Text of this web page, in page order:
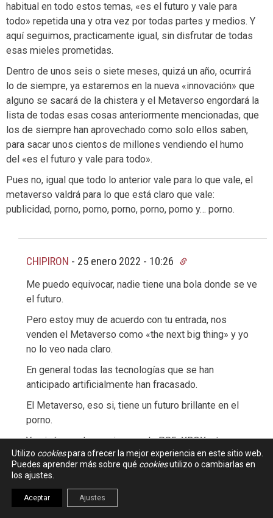
habitual en todo estos temas, «es el futuro y vale para
todo» repetida una y otra vez por todas partes y medios. Y
aquí seguimos, practicamente igual, sin disfrutar de todas
esas mieles prometidas.
Dentro de unos seis o siete meses, quizá un año, ocurrirá
lo de siempre, ya estaremos en la nueva «innovación» que
alguno se sacará de la chistera y el Metaverso engordará la
lista de todas esas cosas anteriormente mencionadas, que
los de siempre han aprovechado como solo ellos saben,
para sacar unos cientos de millones vendiendo el humo
del «es el futuro y vale para todo».
Pues no, igual que todo lo anterior vale para lo que vale, el
metaverso valdrá para lo que está claro que vale:
publicidad, porno, porno, porno, porno, porno y… porno.
CHIPIRON - 25 enero 2022 - 10:26
Me puedo equivocar, nadie tiene una bola donde se ve
el futuro.
Pero estoy muy de acuerdo con tu entrada, nos
venden el Metaverso como «the next big thing» y yo
no lo veo nada claro.
En general todas las tecnologías que se han
anticipado artificialmente han fracasado.
El Metaverso, eso si, tiene un futuro brillante en el
porno.
Y quizás en algunos juegos de PS5, XBOX, etc.
Para lo demás, no lo veo nada claro.
Acabo como tu: porno, porno, porno XDDD!
Utilizo cookiespara ofrecer la mejor experiencia en este sitio web.
Puedes aprender más sobre qué cookiesutilizo o cambiarlas en
los ajustes.
Aceptar Ajustes